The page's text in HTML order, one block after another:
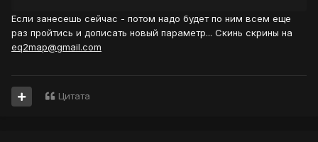
Если занесешь сейчас - потом надо будет по ним всем еще
раз пройтись и дописать новый параметр... Скинь скрины на
eq2map@gmail.com
Цитата